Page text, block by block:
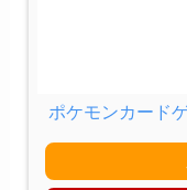
ポケモンカード